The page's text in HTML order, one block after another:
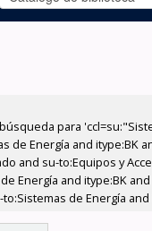
para
de Energía and itype:BK
and su-to:Equipos y
Energía and itype:BK
to:Sistemas de Energía and